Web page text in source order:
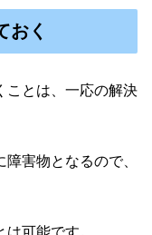
おく
ことは、一応の解決
害物となるので、
可能です。